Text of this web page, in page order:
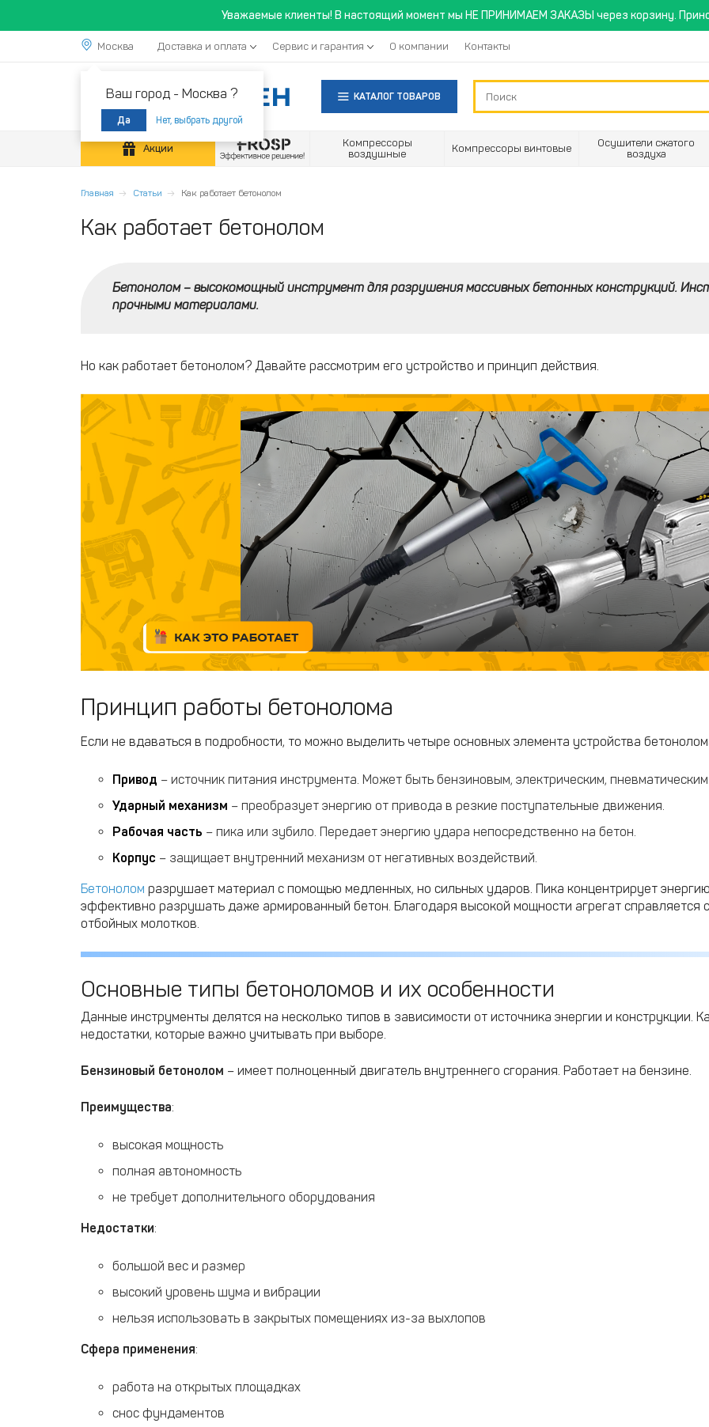
Уважаемые клиенты! В настоящий момент мы НЕ ПРИНИМАЕМ ЗАКАЗЫ через корзину.
Москва
Ваш город - Москва ?
Да Нет, выбрать другой
Доставка и оплата Сервис и гарантия О компании Контакты
КАТАЛОГ ТОВАРОВ
Акции
Компрессоры
воздушные
Компрессоры винтовые
Осушители сжатого
воздуха
Главная Статьи Как работает бетонолом
Как работает бетонолом
Бетонолом – высокомощный инструмент для разрушения массивных бетонных конструкций.
прочными материалами.
Но как работает бетонолом? Давайте рассмотрим его устройство и принцип действия.
Принцип работы бетонолома
Если не вдаваться в подробности, то можно выделить четыре основных элемента устройства
Привод – источник питания инструмента. Может быть бензиновым, электрическим,
Ударный механизм – преобразует энергию от привода в резкие поступательные движения.
Рабочая часть – пика или зубило. Передает энергию удара непосредственно на бетон.
Корпус – защищает внутренний механизм от негативных воздействий.
Бетонолом разрушает материал с помощью медленных, но сильных ударов. Пика концентрирует
эффективно разрушать даже армированный бетон. Благодаря высокой мощности агрегат справляется
отбойных молотков.
Основные типы бетоноломов и их особенности
Данные инструменты делятся на несколько типов в зависимости от источника энергии и конструкции.
недостатки, которые важно учитывать при выборе.
Бензиновый бетонолом – имеет полноценный двигатель внутреннего сгорания. Работает на бензине.
Преимущества:
высокая мощность
полная автономность
не требует дополнительного оборудования
Недостатки:
большой вес и размер
высокий уровень шума и вибрации
нельзя использовать в закрытых помещениях из-за выхлопов
Сфера применения:
работа на открытых площадках
снос фундаментов